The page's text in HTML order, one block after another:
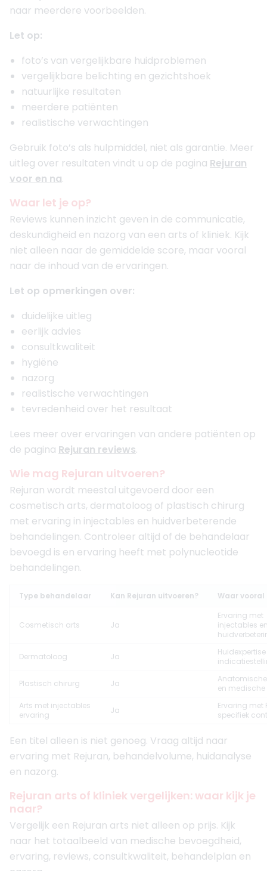
naar meerdere voorbeelden.
Let op:
foto’s van vergelijkbare huidproblemen
vergelijkbare belichting en gezichtshoek
natuurlijke resultaten
meerdere patiënten
realistische verwachtingen
Gebruik foto’s als hulpmiddel, niet als garantie. Meer
uitleg over resultaten vindt u op de pagina Rejuran
voor en na.
Waar let je op?
Reviews kunnen inzicht geven in de communicatie,
deskundigheid en nazorg van een arts of kliniek. Kijk
niet alleen naar de gemiddelde score, maar vooral
naar de inhoud van de ervaringen.
Let op opmerkingen over:
duidelijke uitleg
eerlijk advies
consultkwaliteit
hygiëne
nazorg
realistische verwachtingen
tevredenheid over het resultaat
Lees meer over ervaringen van andere patiënten op
de pagina Rejuran reviews.
Wie mag Rejuran uitvoeren?
Rejuran wordt meestal uitgevoerd door een
cosmetisch arts, dermatoloog of plastisch chirurg
met ervaring in injectables en huidverbeterende
behandelingen. Controleer altijd of de behandelaar
bevoegd is en ervaring heeft met polynucleotide
behandelingen.
Type behandelaar Kan Rejuran uitvoeren? Waar
Cosmetisch arts Ja
Ervaring met
injectables
Dermatoloog Ja
Plastisch chirurg Ja
en
Arts met injectables
ervaring
Ja
Ervaring met
specifiek
Een titel alleen is niet genoeg. Vraag altijd naar
ervaring met Rejuran, behandelvolume, huidanalyse
en nazorg.
Rejuran arts of kliniek vergelijken: waar kijk je
naar?
Vergelijk een Rejuran arts niet alleen op prijs. Kijk
naar het totaalbeeld van medische bevoegdheid,
ervaring, reviews, consultkwaliteit, behandelplan en